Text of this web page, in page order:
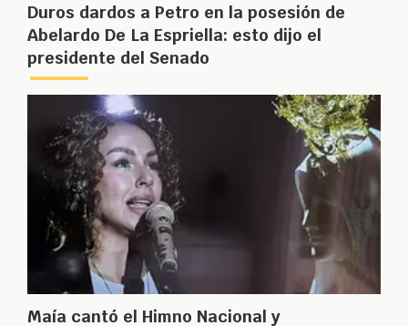
Duros dardos a Petro en la posesión de
Abelardo De La Espriella: esto dijo el
presidente del Senado
Maía cantó el Himno Nacional y